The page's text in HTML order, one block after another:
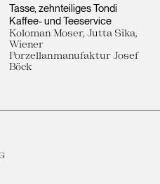
Tasse, zehnteiliges Tondi
Kaffee- und Teeservice
Koloman Moser, Jutta Sika,
Wiener
Porzellanmanufaktur Josef
Böck